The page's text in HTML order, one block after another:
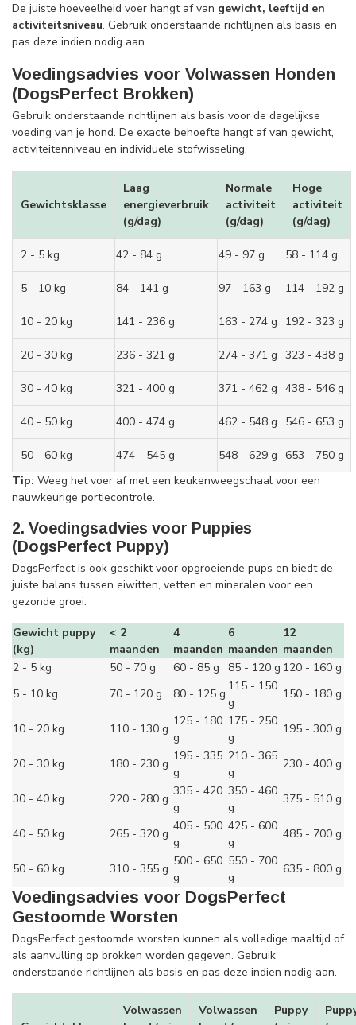
De juiste hoeveelheid voer hangt af van gewicht, leeftijd en
activiteitsniveau. Gebruik onderstaande richtlijnen als basis en
pas deze indien nodig aan.
Voedingsadvies voor Volwassen Honden
(DogsPerfect Brokken)
Gebruik onderstaande richtlijnen als basis voor de dagelijkse
voeding van je hond. De exacte behoefte hangt af van gewicht,
activiteitenniveau en individuele stofwisseling.
Gewichtsklasse
Laag
energieverbruik
(g/dag)
Normale
activiteit
(g/dag)
Hoge
activiteit
(g/dag)
2 - 5 kg 42 - 84 g 49 - 97 g 58 - 114 g
5 - 10 kg 84 - 141 g 97 - 163 g 114 - 192 g
10 - 20 kg 141 - 236 g 163 - 274 g 192 - 323 g
20 - 30 kg 236 - 321 g 274 - 371 g 323 - 438 g
30 - 40 kg 321 - 400 g 371 - 462 g 438 - 546 g
40 - 50 kg 400 - 474 g 462 - 548 g 546 - 653 g
50 - 60 kg 474 - 545 g 548 - 629 g 653 - 750 g
Tip: Weeg het voer af met een keukenweegschaal voor een
nauwkeurige portiecontrole.
2. Voedingsadvies voor Puppies
(DogsPerfect Puppy)
DogsPerfect is ook geschikt voor opgroeiende pups en biedt de
juiste balans tussen eiwitten, vetten en mineralen voor een
gezonde groei.
Gewicht puppy
(kg)
< 2
maanden
4
maanden
6
maanden
12
maanden
2 - 5 kg
50 - 70 g 60 - 85 g 85 - 120 g 120 - 160 g
5 - 10 kg
70 - 120 g 80 - 125 g
115 - 150
g
150 - 180 g
10 - 20 kg 110 - 130 g
125 - 180
g
175 - 250
g
195 - 300 g
20 - 30 kg 180 - 230 g
195 - 335
g
210 - 365
g
230 - 400 g
30 - 40 kg 220 - 280 g
335 - 420
g
350 - 460
g
375 - 510 g
40 - 50 kg 265 - 320 g
405 - 500
g
425 - 600
g
485 - 700 g
50 - 60 kg 310 - 355 g
500 - 650
g
550 - 700
g
635 - 800 g
Voedingsadvies voor DogsPerfect
Gestoomde Worsten
DogsPerfect gestoomde worsten kunnen als volledige maaltijd of
als aanvulling op brokken worden gegeven. Gebruik
onderstaande richtlijnen als basis en pas deze indien nodig aan.
Volwassen
Volwassen
Puppy